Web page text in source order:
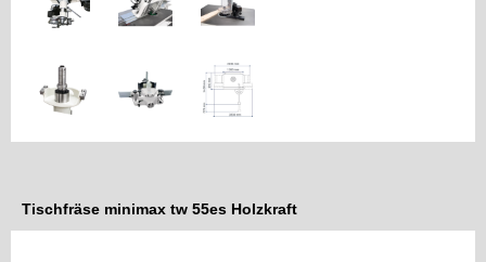
Tischfräse minimax tw 55es Holzkraft